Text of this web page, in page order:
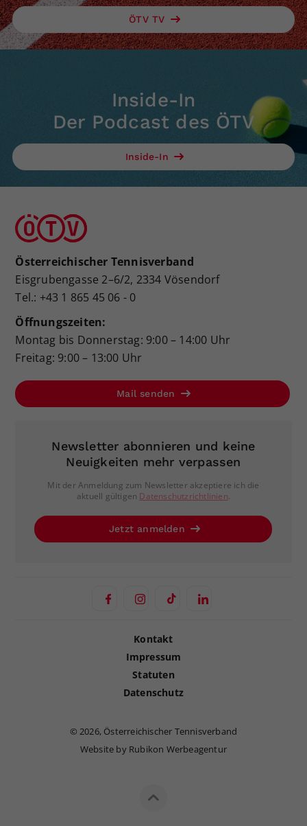
ÖTV TV
Inside-In
Der Podcast des ÖTV
Inside-In
Österreichischer Tennisverband
Eisgrubengasse 2–6/2, 2334 Vösendorf
Tel.: +43 1 865 45 06 - 0
Öffnungszeiten:
Montag bis Donnerstag: 9:00 – 14:00 Uhr
Freitag: 9:00 – 13:00 Uhr
Mail senden
Newsletter abonnieren und keine
Neuigkeiten mehr verpassen
Mit der Anmeldung zum Newsletter akzeptiere ich die
aktuell gültigen Datenschutzrichtlinien.
Jetzt anmelden
Kontakt
Impressum
Statuten
Datenschutz
©2026, Österreichischer Tennisverband
Website by Rubikon Werbeagentur